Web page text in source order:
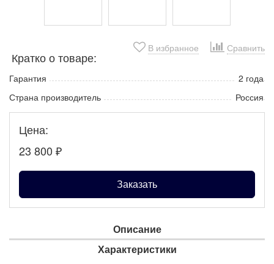
В избранное Сравнить
Кратко о товаре:
Гарантия
2 года
Страна производитель
Россия
Цена:
23 800 ₽
Заказать
Описание
Характеристики